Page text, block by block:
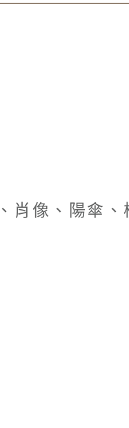
肖像、陽傘、